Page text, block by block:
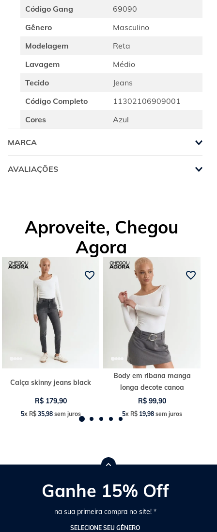
Código Gang
69090
Gênero
Masculino
Modelagem
Reta
Lavagem
Médio
Tecido
Jeans
Código Completo
11302106909001
Cores
Azul
MARCA
AVALIAÇÕES
Aproveite, Chegou
Agora
Calça skinny jeans black
R$ 179,90
5x R$ 35,98sem juros
Body em ribana manga
longa decote canoa
R$ 99,90
5x R$ 19,98sem juros
Ganhe 15% Off
na sua primeira compra no site! *
SELECIONE SEU GÊNERO